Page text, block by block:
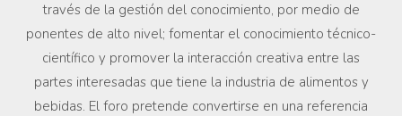
través de la gestión del conocimiento, por medio de
ponentes de alto nivel; fomentar el conocimiento técnico-
científico y promover la interacción creativa entre las
partes interesadas que tiene la industria de alimentos y
bebidas. El foro pretende convertirse en una referencia